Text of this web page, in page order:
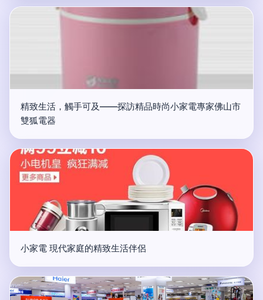
精致生活，觸手可及——探訪精品時尚小家電專家佛山市
雙狐電器
小家電 現代家庭的精致生活伴侶